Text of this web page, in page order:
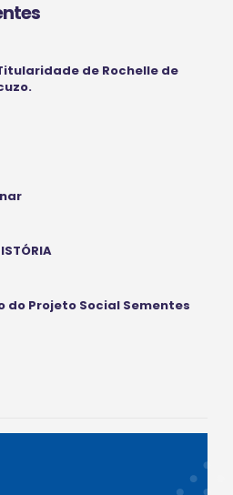
de Rochelle de
do Projeto Social Sementes